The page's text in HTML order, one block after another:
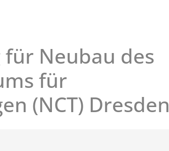
Neubau des
für
(NCT) Dresden